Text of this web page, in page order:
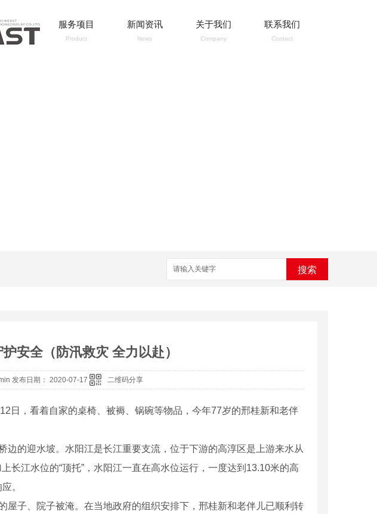
服务项目
Product
新闻资讯
News
关于我们
Company
联系我们
Contact
搜索
安全（防汛救灾 全力以赴）
发布日期： 2020-07-17 二维码分享
，看着自家的桌椅、被褥、锅碗等物品，今年77岁的邢桂新和老伴
的迎水坡。水阳江是长江重要支流，位于下游的高淳区是上游来水从
长江水位的“顶托”，水阳江一直在高水位运行，一度达到13.10米的高
。
子、院子被淹。在当地政府的组织安排下，邢桂新和老伴儿已顺利转